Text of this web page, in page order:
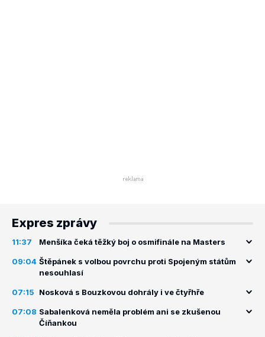
Expres zprávy
11:37 Menšíka čeká těžký boj o osmifinále na Masters
09:04 Štěpánek s volbou povrchu proti Spojeným státům
nesouhlasí
07:15 Nosková s Bouzkovou dohrály i ve čtyřhře
07:08 Sabalenková neměla problém ani se zkušenou
Číňankou